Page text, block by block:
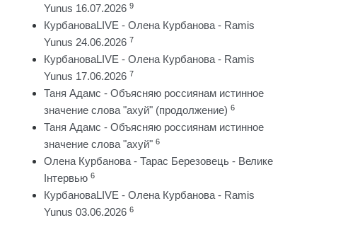
Yunus 16.07.2026 9
КурбановаLIVE - Олена Курбанова - Ramis
Yunus 24.06.2026 7
КурбановаLIVE - Олена Курбанова - Ramis
Yunus 17.06.2026 7
Таня Адамс - Объясняю россиянам истинное
значение слова "ахуй" (продолжение) 6
Таня Адамс - Объясняю россиянам истинное
значение слова "ахуй" 6
Олена Курбанова - Тарас Березовець - Велике
Інтервью 6
КурбановаLIVE - Олена Курбанова - Ramis
Yunus 03.06.2026 6